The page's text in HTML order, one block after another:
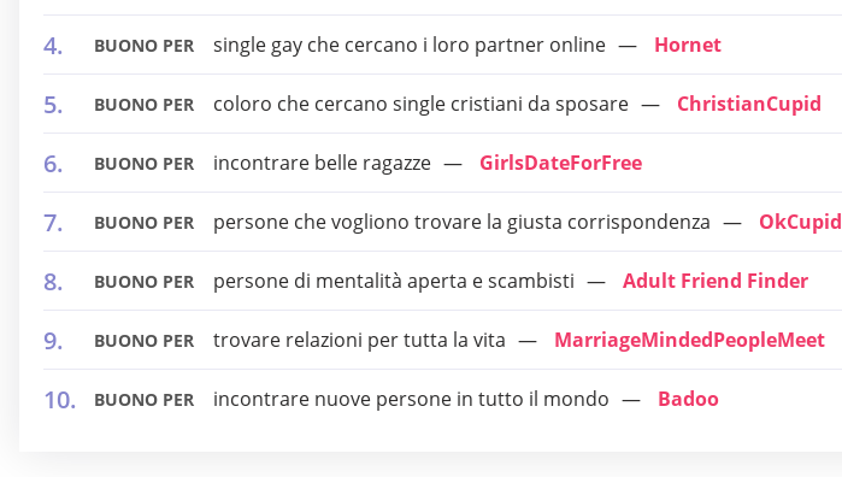
BUONO PER single gay che cercano i loro partner online Hornet
BUONO PER coloro che cercano single cristiani da sposare ChristianCupid
BUONO PER incontrare belle ragazze GirlsDateForFree
BUONO PER persone che vogliono trovare la giusta corrispondenza OkCupid
BUONO PER persone di mentalità aperta e scambisti Adult Friend Finder
BUONO PER trovare relazioni per tutta la vita MarriageMindedPeopleMeet
BUONO PER incontrare nuove persone in tutto il mondo Badoo